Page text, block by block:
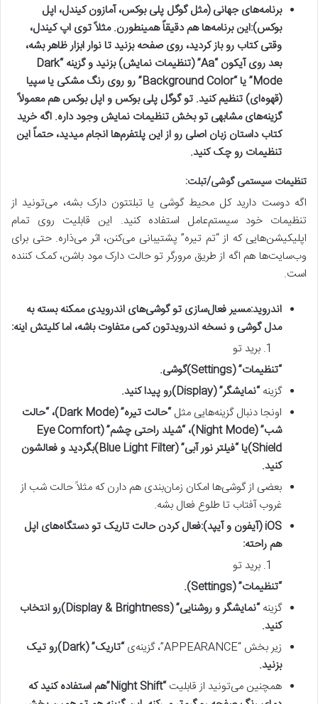
برنامه‌های جهانی (مثل گوگل پلی بوکس، آمازون کیندل، اپل
بوکس):این برنامه‌ها هم دقیقاً همینطورن. مثلاً توی اپ کیندل،
وقتی کتاب رو باز کردید، روی صفحه بزنید تا نوار ابزار ظاهر بشه،
بعد روی آیکون “Aa” (تنظیمات نمایش) بزنید و گزینه “Dark
Mode” یا “Background Color” رو روی رنگ مشکی یا سپیا
(قهوه‌ای) تنظیم کنید. تو گوگل پلی بوکس و اپل بوکس هم معمولاً
گزینه‌های مشابهی تو بخش تنظیمات نمایش وجود داره. اگهخرید
کتاب داستان زبان اصلی رو از این پلتفرم‌ها انجام میدید، حتماً این
تنظیمات رو چک کنید.
تنظیمات سیستمی گوشی/تبلت:
اگه دوست دارید کل محیط گوشی یا تبلتتون دارک بشه، می‌تونید از
تنظیمات خود سیستم‌عامل استفاده کنید. این قابلیت روی تمام
اپلیکیشن‌هایی که از “تم تیره” پشتیبانی می‌کنن، اثر می‌ذاره. حتی برای
وب‌سایت‌ها هم اگه از طریق مرورگر تو حالت دارک مود باشن، کمک کننده
است.
اندروید:مسیر فعال‌سازی تو گوشی‌های اندرویدی ممکنه بسته به
مدل گوشی و نسخه اندرویدتون کمی متفاوت باشه، اما کلیتش اینه:
برید تو
“تنظیمات” (Settings)
گوشی.
گزینه“نمایشگر” (Display)
رو پیدا کنید.
اونجا دنبال گزینه‌هایی مثل“حالت تیره” (Dark Mode) ،“حالت
شب” (Night Mode)
،
“شیلد راحتی چشم” (Eye Comfort
Shield) یا“فیلتر نور آبی” (Blue Light Filter)
بگردید و فعالشون
کنید.
بعضی از گوشی‌ها امکان زمان‌بندی هم دارن که مثلاً حالت شب از
غروب آفتاب تا طلوع فعال بشه.
iOS (آیفون و آیپد):
فعال کردن حالت تاریک تو دستگاه‌های اپل
هم راحته:
برید تو
“تنظیمات” (Settings)
.
گزینه“نمایشگر و روشنایی” (Display & Brightness)
رو انتخاب
کنید.
زیر بخش “APPEARANCE”، گزینه‌ی
“تاریک” (Dark)
رو تیک
بزنید.
همچنین می‌تونید از قابلیت“Night Shift”
هم استفاده کنید که